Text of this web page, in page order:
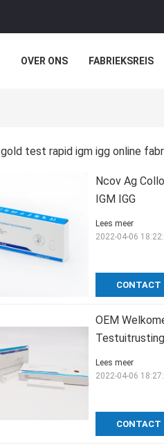
OVER ONS FABRIEKSREIS
test rapid igm igg online
Ncov Ag
IGM IGG
CONTACT
Lees meer
2022-04-06
OEM
CONTACT
Lees meer
2022-04-06